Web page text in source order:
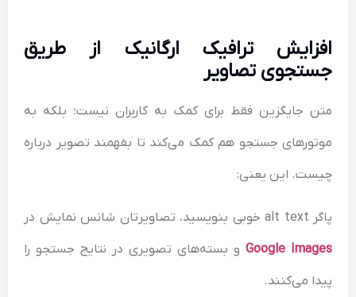
افزایش ترافیک ارگانیک از طریق
جستجوی تصاویر
متن جایگزین فقط برای کمک به کاربران نیست؛ بلکه به
موتورهای جستجو هم کمک می‌کند تا بفهمند تصویر درباره
چیست. این یعنی:
پاگر alt text خوبی بنویسید، تصاویرتان شانس نمایش در
Google Images و بسته‌های تصویری در نتایج جستجو را
پیدا می‌کنند.